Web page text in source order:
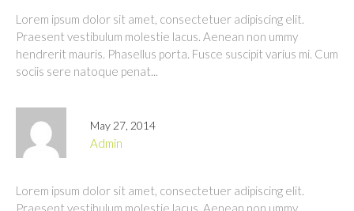
Lorem ipsum dolor sit amet, consectetuer adipiscing elit.
Praesent vestibulum molestie lacus. Aenean non ummy
hendrerit mauris. Phasellus porta. Fusce suscipit varius mi. Cum
sociis sere natoque penat...
May 27, 2014
admin
Lorem ipsum dolor sit amet, consectetuer adipiscing elit.
Praesent vestibulum molestie lacus. Aenean non ummy